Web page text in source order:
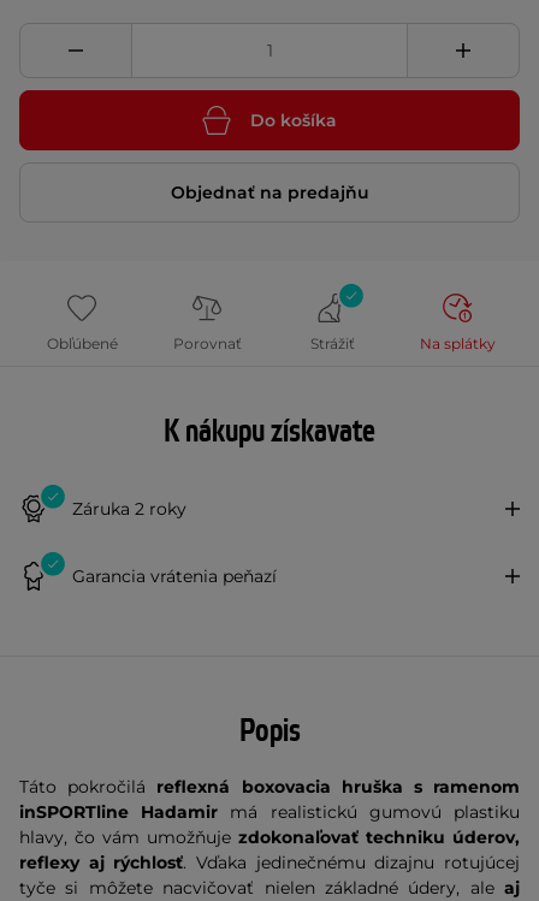
Do košíka
Objednať na predajňu
Obľúbené Porovnať Strážiť Na splátky
K nákupu získavate
Záruka 2 roky
Garancia vrátenia peňazí
Popis
Táto pokročilá reflexná boxovacia hruška s ramenom
inSPORTline Hadamir má realistickú gumovú plastiku
hlavy, čo vám umožňuje zdokonaľovať techniku úderov,
reflexy aj rýchlosť. Vďaka jedinečnému dizajnu rotujúcej
tyče si môžete nacvičovať nielen základné údery, ale aj